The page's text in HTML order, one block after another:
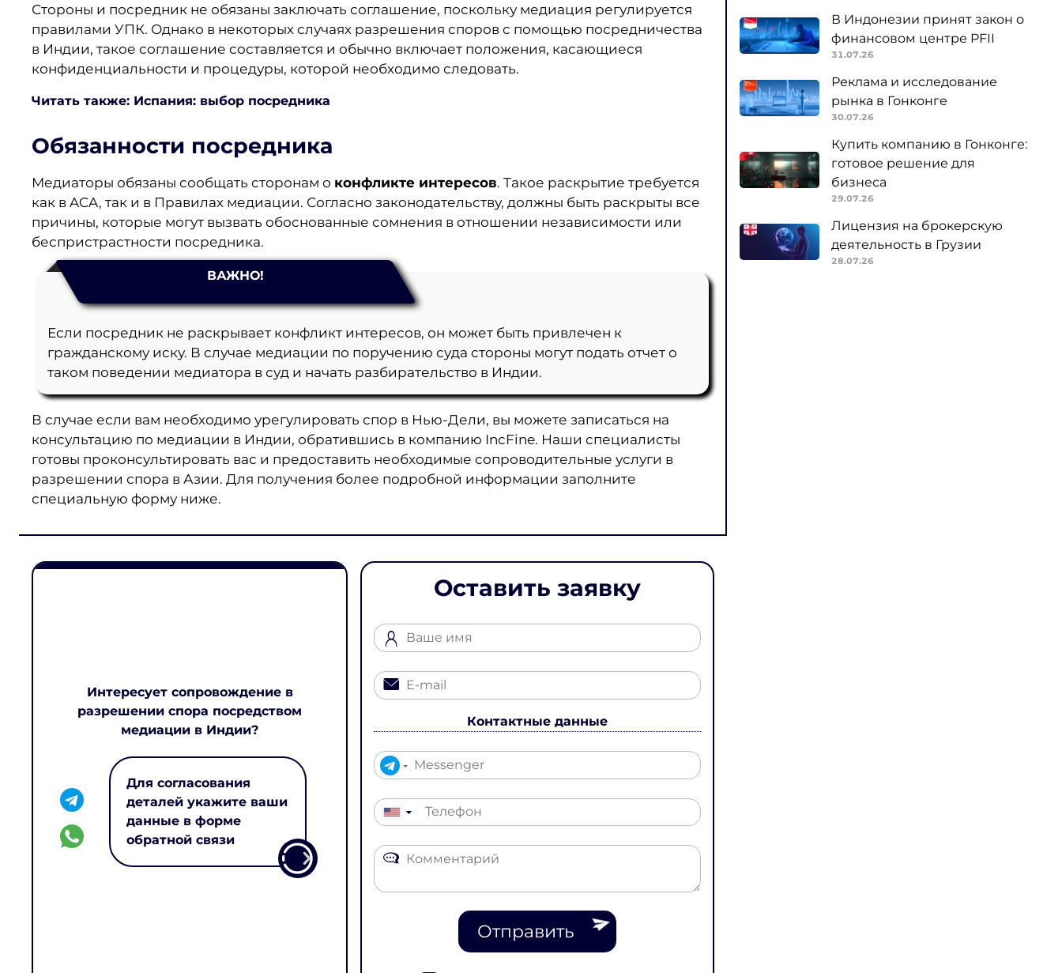
Стороны и посредник не обязаны заключать соглашение, поскольку медиация регулируется
правилами УПК. Однако в некоторых случаях разрешения споров с помощью посредничества
в Индии, такое соглашение составляется и обычно включает положения, касающиеся
конфиденциальности и процедуры, которой необходимо следовать.
Читать также: Испания: выбор посредника
Обязанности посредника
Медиаторы обязаны сообщать сторонам о конфликте интересов. Такое раскрытие требуется
как в ACA, так и в Правилах медиации. Согласно законодательству, должны быть раскрыты все
причины, которые могут вызвать обоснованные сомнения в отношении независимости или
беспристрастности посредника.
ВАЖНО!
Если посредник не раскрывает конфликт интересов, он может быть привлечен к
гражданскому иску. В случае медиации по поручению суда стороны могут подать отчет о
таком поведении медиатора в суд и начать разбирательство в Индии.
В случае если вам необходимо урегулировать спор в Нью-Дели, вы можете записаться на
консультацию по медиации в Индии, обратившись в компанию IncFine. Наши специалисты
готовы проконсультировать вас и предоставить необходимые сопроводительные услуги в
разрешении спора в Азии. Для получения более подробной информации заполните
специальную форму ниже.
Интересует сопровождение в
разрешении спора посредством
медиации в Индии?
Для согласования
деталей укажите ваши
данные в форме
обратной связи
Оставить заявку
Контактные данные
▼
Отправить
В Индонезии принят закон о
финансовом центре PFII
31.07.26
Реклама и исследование
рынка в Гонконге
30.07.26
Купить компанию в Гонконге:
готовое решение для
бизнеса
29.07.26
Лицензия на брокерскую
деятельность в Грузии
28.07.26